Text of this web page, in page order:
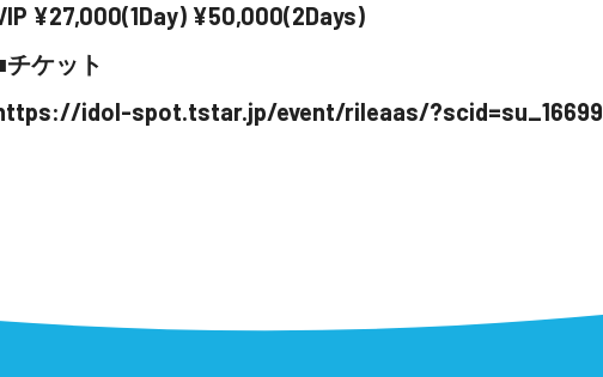
¥27,000(1Day) ¥50,000(2Days)
チケット
idol-spot.tstar.jp/event/rileaas/?scid=su_16699